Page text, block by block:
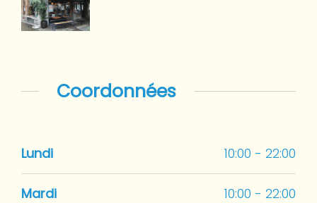
Coordonnées
Lundi 10:00 - 22:00
Mardi 10:00 - 22:00